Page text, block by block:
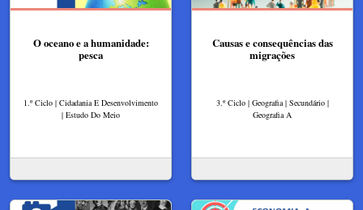
O oceano e a humanidade:
pesca
1.º Ciclo | Cidadania E Desenvolvimento
| Estudo Do Meio
Causas e consequências das
migrações
3.º Ciclo | Geografia | Secundário |
Geografia A